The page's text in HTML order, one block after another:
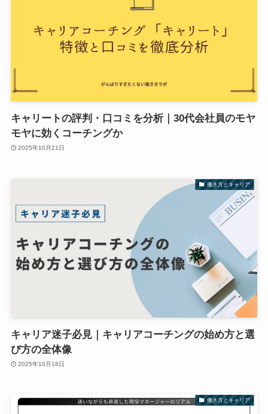
キャリートの評判・口コミを分析｜30代会社員のモヤ
モヤに効くコーチングか
2025年10月21日
働き方とキャリア
キャリア迷子必見｜キャリアコーチングの始め方と選
び方の全体像
2025年10月18日
働き方とキャリア